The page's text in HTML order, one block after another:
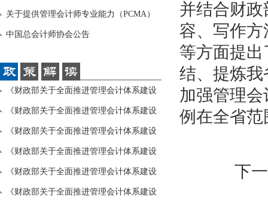
（PC
关于提供管理会计师专业能力（PCMA）
高级考
中国总会计师协会公告
《财政部关于全面推进管理会计体系建设
的指
《财政部关于全面推进管理会计体系建设
的指
《财政部关于全面推进管理会计体系建设
的指
《财政部关于全面推进管理会计体系建设
的指
《财政部关于全面推进管理会计体系建设
的指
《财政部关于全面推进管理会计体系建设
并结合财
容、写作
等方面提
结、提炼
加强管理
例在全省
下